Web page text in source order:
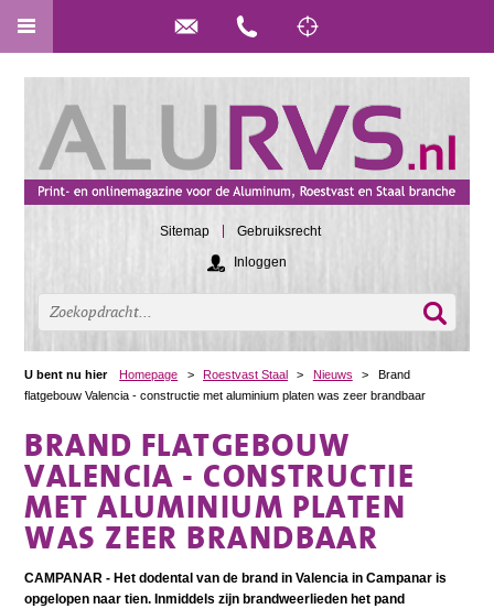
Sitemap
Gebruiksrecht
Inloggen
U bent nu hier Homepage > Roestvast Staal > Nieuws >
Brand
flatgebouw Valencia - constructie met aluminium platen was zeer brandbaar
BRAND FLATGEBOUW
VALENCIA - CONSTRUCTIE
MET ALUMINIUM PLATEN
WAS ZEER BRANDBAAR
CAMPANAR - Het dodental van de brand in Valencia in Campanar is
opgelopen naar tien. Inmiddels zijn brandweerlieden het pand